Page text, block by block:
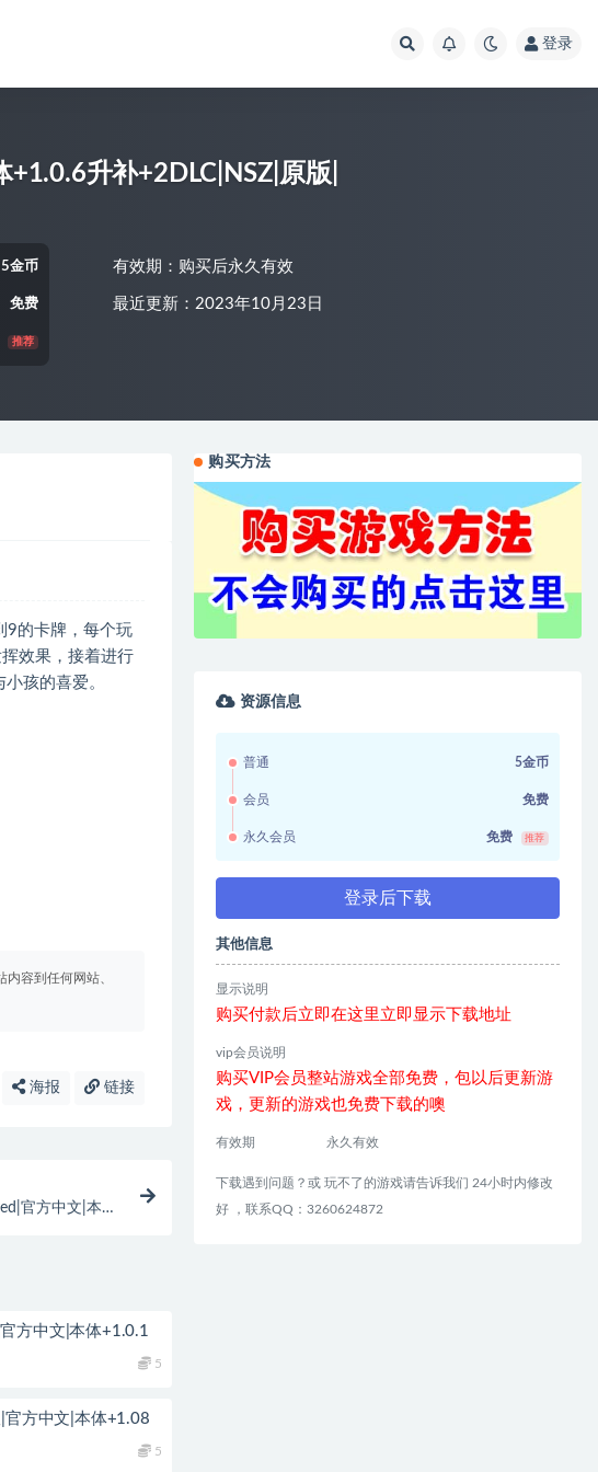
登录
升补+2DLC|NSZ|原版|
5金币
免费
推荐
有效期：购买后永久有效
最近更新：2023年10月23日
9的卡牌，每个玩
效果，接着进行
孩的喜爱。
容到任何网站、
海报 链接
官方中文|本体
方中文|本体+1.0.1
5
官方中文|本体+1.08
5
购买方法
资源信息
普通 5金币
会员 免费
永久会员 免费 推荐
登录后下载
其他信息
显示说明
购买付款后立即在这里立即显示下载地址
vip会员说明
购买VIP会员整站游戏全部免费，包以后更新游
戏，更新的游戏也免费下载的噢
有效期 永久有效
下载遇到问题？或 玩不了的游戏请告诉我们 24小时内修改
好 ，联系QQ：3260624872